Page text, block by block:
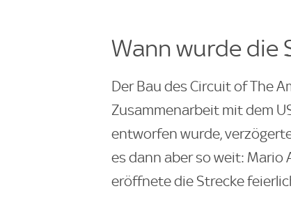
Wann wurde die
Der Bau des Circuit of The
Zusammenarbeit mit dem
entworfen wurde,
es dann aber so weit: Mario
eröffnete die Strecke